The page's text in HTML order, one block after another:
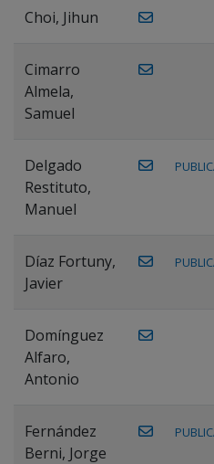
Choi, Jihun
Cimarro
Almela,
Samuel
Delgado
Restituto,
Manuel
Díaz Fortuny,
Javier
Domínguez
Alfaro,
Antonio
Fernández
Berni, Jorge